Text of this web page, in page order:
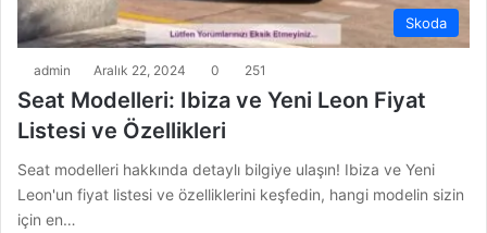
Skoda
admin Aralık 22, 2024 0 251
Seat Modelleri: Ibiza ve Yeni Leon Fiyat
Listesi ve Özellikleri
Seat modelleri hakkında detaylı bilgiye ulaşın! Ibiza ve Yeni
Leon'un fiyat listesi ve özelliklerini keşfedin, hangi modelin sizin
için en…